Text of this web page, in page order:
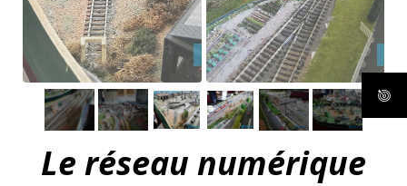
Le réseau numérique